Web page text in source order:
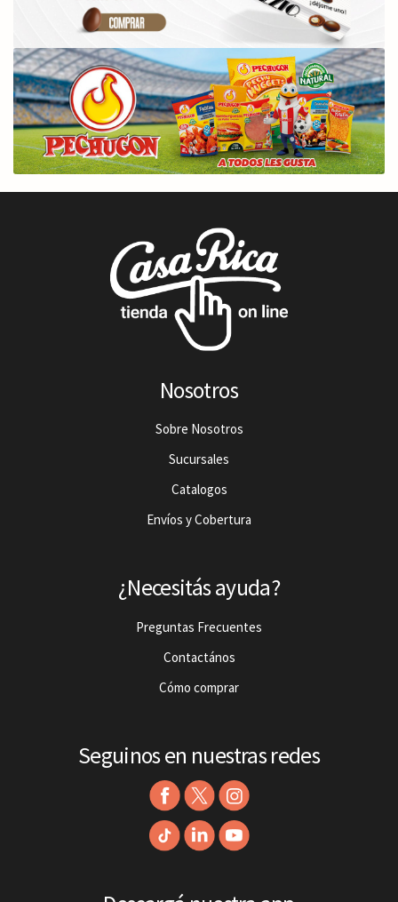
Nosotros
Sobre Nosotros
Sucursales
Catalogos
Envíos y Cobertura
¿Necesitás ayuda?
Preguntas Frecuentes
Contactános
Cómo comprar
Seguinos en nuestras redes